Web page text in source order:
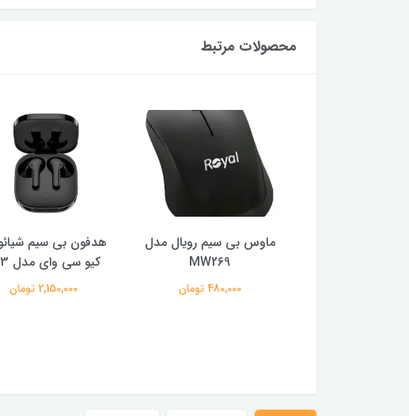
محصولات مرتبط
ماوس بی سیم رویال مدل
MW269
480,000 تومان
هدفون بی سیم
کیو سی وای مدل T13
2,150,000 تومان